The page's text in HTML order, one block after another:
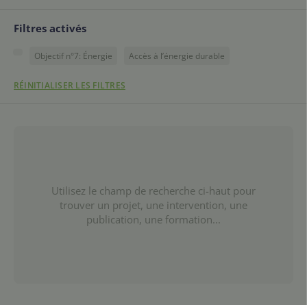
Filtres activés
Objectif n°7: Énergie Accès à l’énergie durable
RÉINITIALISER LES FILTRES
Utilisez le champ de recherche ci-haut pour
trouver un projet, une intervention, une
publication, une formation...